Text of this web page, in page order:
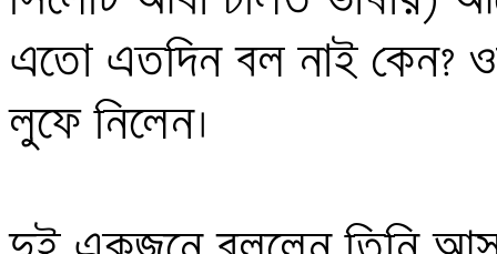
এতো এতদিন বল নাই কেন?
লুফে নিলেন।